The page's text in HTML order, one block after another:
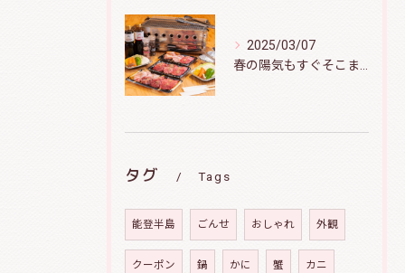
2025/03/07
春の陽気もすぐそこまで！バーベキューで盛り上がりましょう♪
タグ Tags
能登半島 ごんせ おしゃれ 外観
クーポン 鍋 かに 蟹 カニ